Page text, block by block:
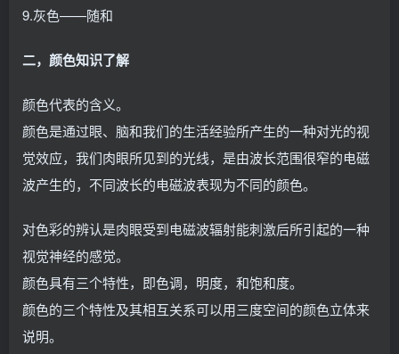
9.灰色——随和
二，颜色知识了解
颜色代表的含义。
颜色是通过眼、脑和我们的生活经验所产生的一种对光的视
觉效应，我们肉眼所见到的光线，是由波长范围很窄的电磁
波产生的，不同波长的电磁波表现为不同的颜色。
对色彩的辨认是肉眼受到电磁波辐射能刺激后所引起的一种
视觉神经的感觉。
颜色具有三个特性，即色调，明度，和饱和度。
颜色的三个特性及其相互关系可以用三度空间的颜色立体来
说明。